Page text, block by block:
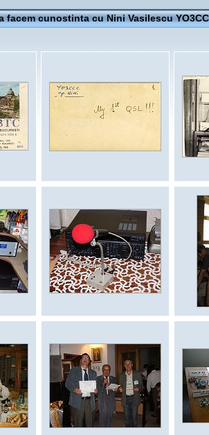
facem cunostinta cu Nini Vasilescu